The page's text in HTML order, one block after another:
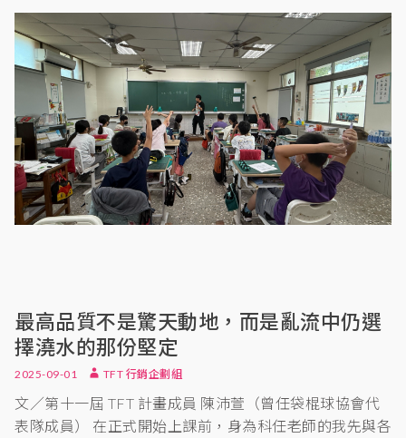
最高品質不是驚天動地，而是亂流中仍選
擇澆水的那份堅定
2025-09-01 TFT 行銷企劃組
文／第十一屆 TFT 計畫成員 陳沛萱（曾任袋棍球協會代
表隊成員） 在正式開始上課前，身為科任老師的我先與各